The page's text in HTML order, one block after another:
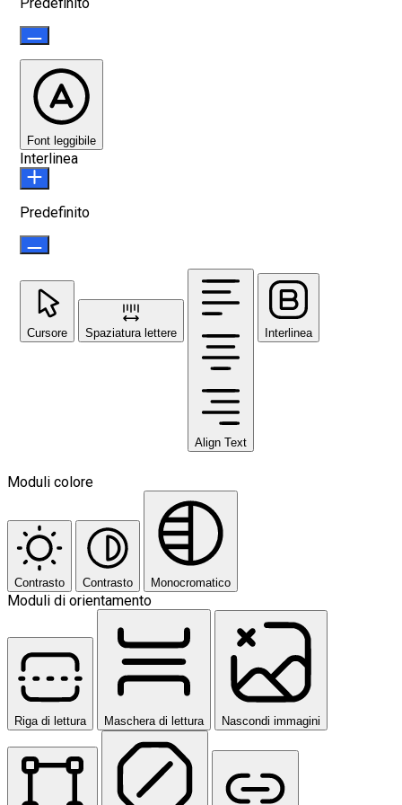
Predefinito
Font leggibile
Interlinea
Predefinito
Cursore Spaziatura lettere
Align Text
Interlinea
Moduli colore
Contrasto Contrasto Monocromatico
Moduli di orientamento
Riga di lettura Maschera di lettura Nascondi immagini